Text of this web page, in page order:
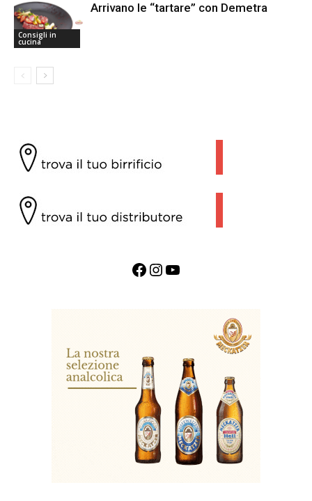
Consigli in
cucina
Arrivano le “tartare” con Demetra
Facebook InstagramYouTube